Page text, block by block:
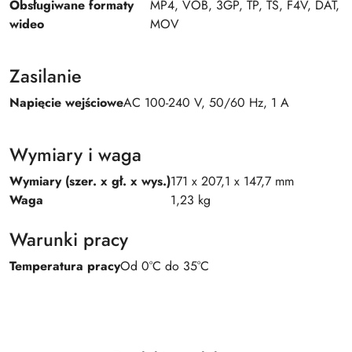
Obsługiwane formaty
wideo
MP4, VOB, 3GP, TP, TS, F4V, DAT,
MOV
Zasilanie
Napięcie wejścioweAC 100-240 V, 50/60 Hz, 1 A
Wymiary i waga
Wymiary (szer. x gł. x wys.)171 x 207,1 x 147,7 mm
Waga
1,23 kg
Warunki pracy
Temperatura pracyOd 0°C do 35°C